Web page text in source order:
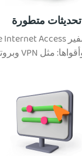
تحديثات متطورة